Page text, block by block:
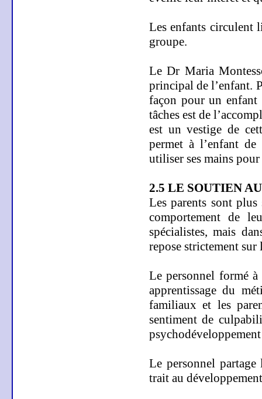
Les enfants circulent
groupe.
Le Dr Maria
principal de l’enfant.
façon pour un enfant
tâches est de
est un vestige de
permet à l’enfant
utiliser ses mains
2.5 LE SOUTIEN
Les parents sont plus
comportement de
spécialistes, mais
repose strictement sur
Le personnel formé à
apprentissage du
familiaux et les
sentiment de
Le personnel partage
trait au